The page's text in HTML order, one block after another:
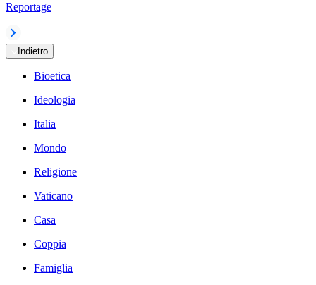
Reportage
Indietro
Bioetica
Ideologia
Italia
Mondo
Religione
Vaticano
Casa
Coppia
Famiglia